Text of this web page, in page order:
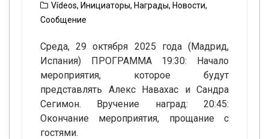
Vídeos, Инициаторы, Награды, Новости,
Сообщение
Среда, 29 октября 2025 года (Мадрид,
Испания) ПРОГРАММА 19:30: Начало
мероприятия, которое будут
представлять Алекс Навахас и Сандра
Сегимон. Вручение наград: 20:45:
Окончание мероприятия, прощание с
гостями.